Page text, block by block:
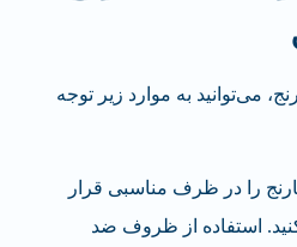
می‌توانید به موارد زیر توجه
را در ظرف مناسبی قرار
استفاده از ظروف ضد